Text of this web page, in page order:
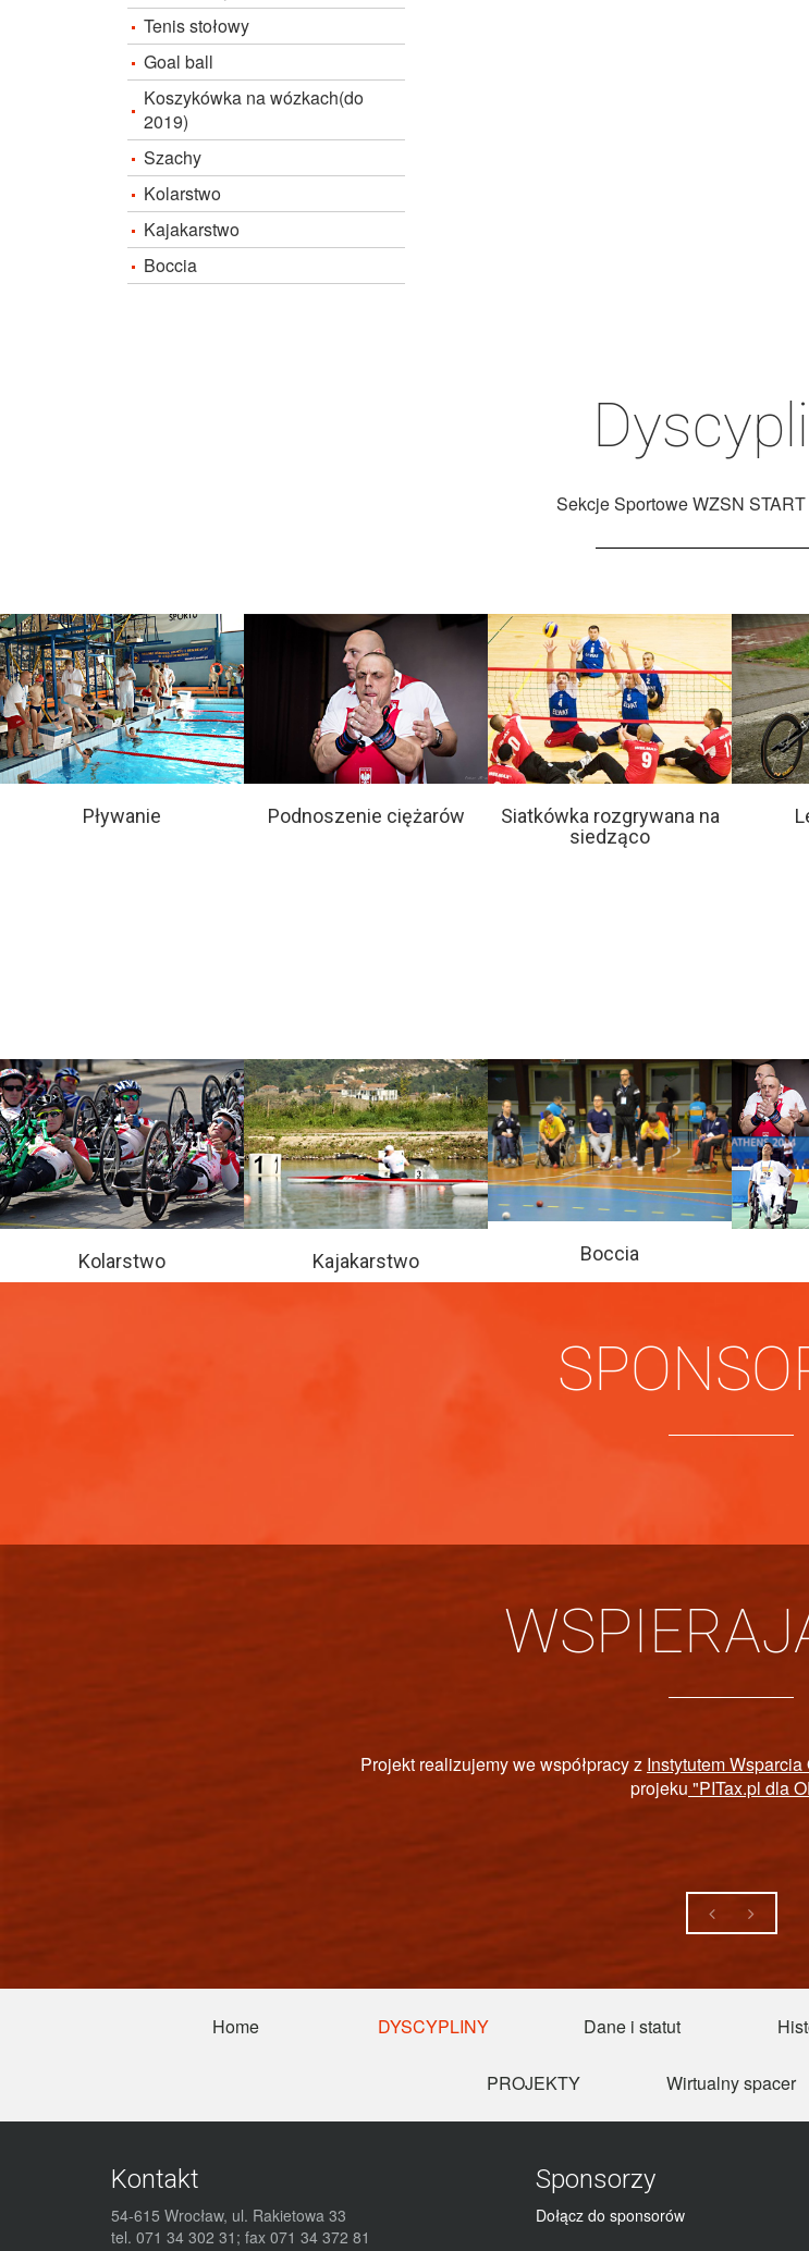
Tenis stołowy
Goal ball
Koszykówka na wózkach(do
2019)
Szachy
Kolarstwo
Kajakarstwo
Boccia
Sekcje Sportowe WZSN
Pływanie Podnoszenie ciężarów
Siatkówka rozgrywana na
siedząco
Kolarstwo Kajakarstwo Boccia
PAŃSTWOWY FUNDUSZ
Home DYSCYPLINY Dane i statut
PROJEKTY Wirtualny spacer
Kontakt
54-615 Wrocław, ul. Rakietowa 33
tel. 071 34 302 31; fax 071 34 372 81
Sponsorzy
Dołącz do sponsorów